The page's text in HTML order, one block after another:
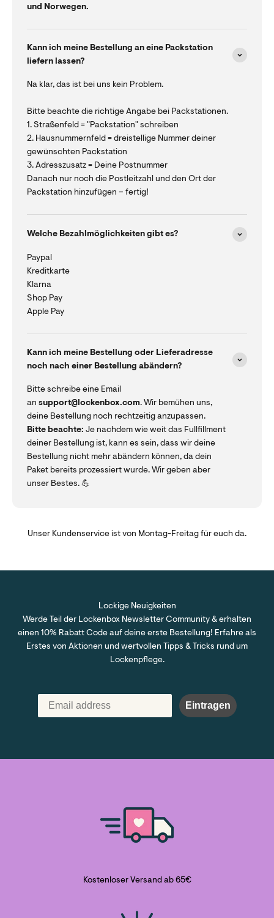
und Norwegen.
Kann ich meine Bestellung an eine Packstation
liefern lassen?
Na klar, das ist bei uns kein Problem.
Bitte beachte die richtige Angabe bei Packstationen.
1. Straßenfeld = "Packstation" schreiben
2. Hausnummernfeld = dreistellige Nummer deiner
gewünschten Packstation
3. Adresszusatz = Deine Postnummer
Danach nur noch die Postleitzahl und den Ort der
Packstation hinzufügen – fertig!
Welche Bezahlmöglichkeiten gibt es?
Paypal
Kreditkarte
Klarna
Shop Pay
Apple Pay
Kann ich meine Bestellung oder Lieferadresse
noch nach einer Bestellung abändern?
Bitte schreibe eine Email
an support@lockenbox.com. Wir bemühen uns,
deine Bestellung noch rechtzeitig anzupassen.
Bitte beachte: Je nachdem wie weit das Fullfillment
deiner Bestellung ist, kann es sein, dass wir deine
Bestellung nicht mehr abändern können, da dein
Paket bereits prozessiert wurde. Wir geben aber
unser Bestes. 💪
Unser Kundenservice ist von Montag-Freitag für euch da.
Lockige Neuigkeiten
Werde Teil der Lockenbox Newsletter Community & erhalten
einen 10% Rabatt Code auf deine erste Bestellung! Erfahre als
Erstes von Aktionen und wertvollen Tipps & Tricks rund um
Lockenpflege.
Eintragen
Kostenloser Versand ab 65€